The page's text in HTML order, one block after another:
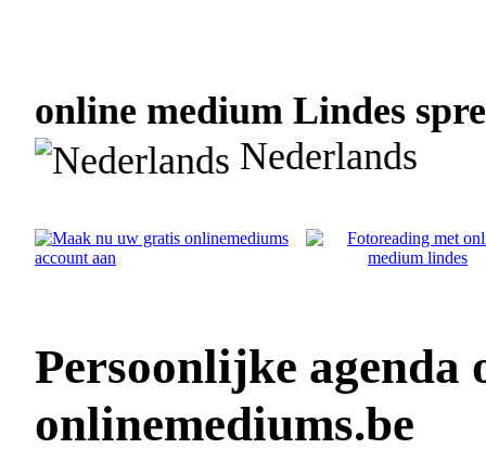
online medium Lindes
Nederlands
Persoonlijke agenda
onlinemediums.be